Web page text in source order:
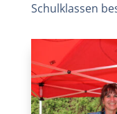
Schulklassen